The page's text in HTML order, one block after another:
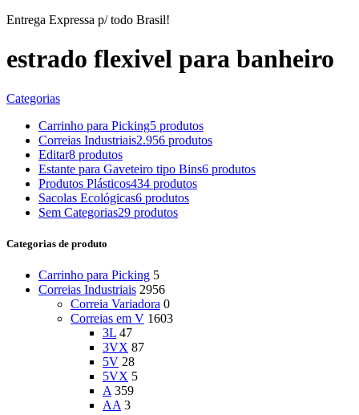
Entrega Expressa p/ todo Brasil!
estrado flexivel para banheiro
Categorias
Carrinho para Picking5 produtos
Correias Industriais2.956 produtos
Editar8 produtos
Estante para Gaveteiro tipo Bins6 produtos
Produtos Plásticos434 produtos
Sacolas Ecológicas6 produtos
Sem Categorias29 produtos
Categorias de produto
Carrinho para Picking 5
Correias Industriais 2956
Correia Variadora 0
Correias em V 1603
3L 47
3VX 87
5V 28
5VX 5
A 359
AA 3